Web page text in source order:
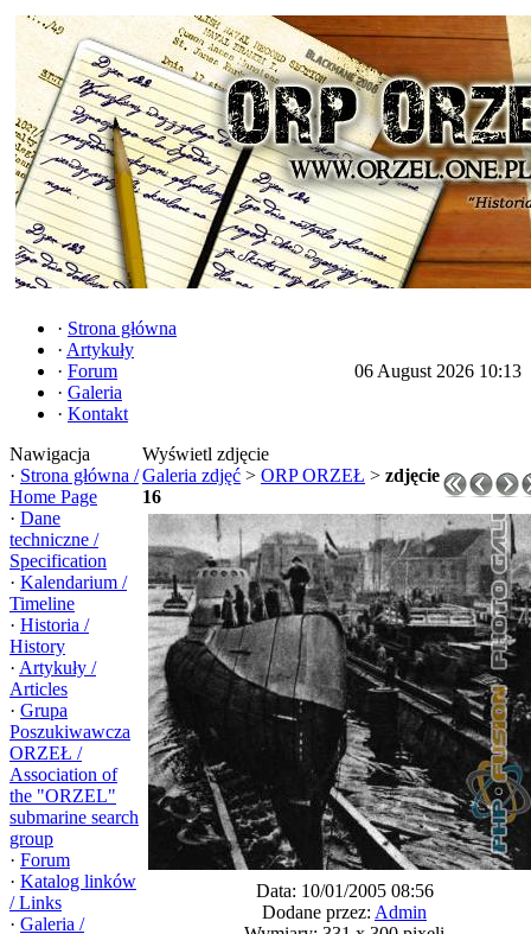
· Strona główna
· Artykuły
· Forum
· Galeria
· Kontakt
06 August 2026 10:13
Nawigacja
· Strona główna /
Home Page
· Dane
techniczne /
Specification
· Kalendarium /
Timeline
· Historia /
History
· Artykuły /
Articles
· Grupa
Poszukiwawcza
ORZEŁ /
Association of
the "ORZEL"
submarine search
group
· Forum
· Katalog linków
/ Links
· Galeria /
Wyświetl zdjęcie
Galeria zdjęć > ORP ORZEŁ > zdjęcie
16
Data: 10/01/2005 08:56
Dodane przez: Admin